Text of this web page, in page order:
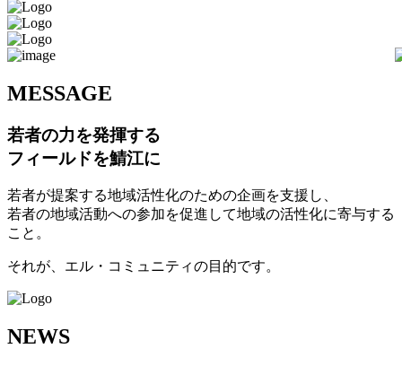
MESSAGE
若者の力を発揮する
フィールドを鯖江に
若者が提案する地域活性化のための企画を支援し、
若者の地域活動への参加を促進して地域の活性化に寄与する
こと。
それが、エル・コミュニティの目的です。
NEWS